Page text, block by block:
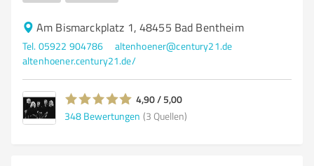
Am Bismarckplatz 1, 48455 Bad Bentheim
Tel. 05922 904786
altenhoener@century21.de
altenhoener.century21.de/
4,90 / 5,00
348 Bewertungen (3 Quellen)